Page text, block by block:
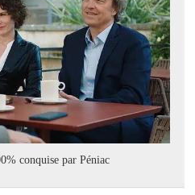
conquise par Péniac